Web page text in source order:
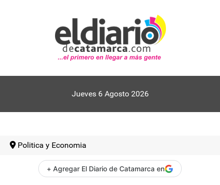
Jueves 6 Agosto 2026
Politica y Economia
+ Agregar El Diario de Catamarca en